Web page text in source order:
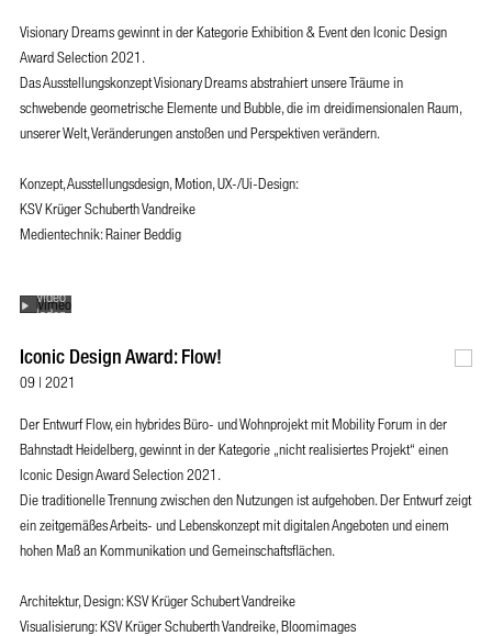
entsperren
Visionary Dreams gewinnt in der Kategorie Exhibition & Event den Iconic Design
Award Selection 2021.
Das Ausstellungskonzept Visionary Dreams abstrahiert unsere Träume in
schwebende geometrische Elemente und Bubble, die im dreidimensionalen Raum,
unserer Welt, Veränderungen anstoßen und Perspektiven verändern.
Konzept, Ausstellungsdesign, Motion, UX-/Ui-Design:
KSV Krüger Schuberth Vandreike
Medientechnik: Rainer Beddig
akzeptieren
Sie die
von Vimeo.
Video
laden
Vimeo
Iconic Design Award: Flow!
09 | 2021
Der Entwurf Flow, ein hybrides Büro- und Wohnprojekt mit Mobility Forum in der
Bahnstadt Heidelberg, gewinnt in der Kategorie „nicht realisiertes Projekt“ einen
Iconic Design Award Selection 2021.
Die traditionelle Trennung zwischen den Nutzungen ist aufgehoben. Der Entwurf zeigt
ein zeitgemäßes Arbeits- und Lebenskonzept mit digitalen Angeboten und einem
hohen Maß an Kommunikation und Gemeinschaftsflächen.
Architektur, Design: KSV Krüger Schubert Vandreike
Visualisierung: KSV Krüger Schuberth Vandreike, Bloomimages